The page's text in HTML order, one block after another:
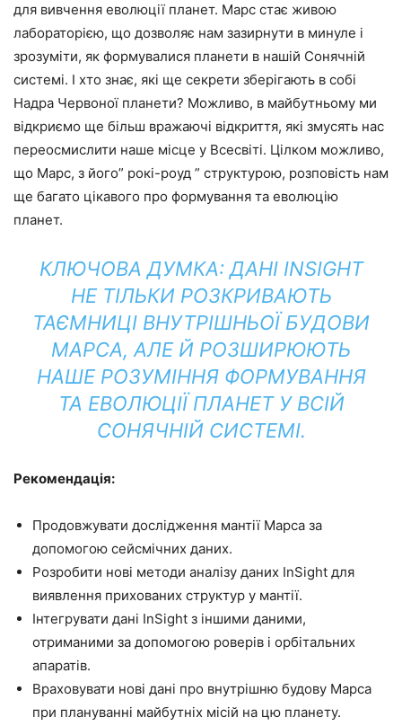
для вивчення еволюції планет. Марс стає живою
лабораторією, що дозволяє нам зазирнути в минуле і
зрозуміти, як формувалися планети в нашій Сонячній
системі. І хто знає, які ще секрети зберігають в собі
Надра Червоної планети? Можливо, в майбутньому ми
відкриємо ще більш вражаючі відкриття, які змусять нас
переосмислити наше місце у Всесвіті. Цілком можливо,
що Марс, з його” рокі-роуд ” структурою, розповість нам
ще багато цікавого про формування та еволюцію
планет.
КЛЮЧОВА ДУМКА: ДАНІ INSIGHT
НЕ ТІЛЬКИ РОЗКРИВАЮТЬ
ТАЄМНИЦІ ВНУТРІШНЬОЇ БУДОВИ
МАРСА, АЛЕ Й РОЗШИРЮЮТЬ
НАШЕ РОЗУМІННЯ ФОРМУВАННЯ
ТА ЕВОЛЮЦІЇ ПЛАНЕТ У ВСІЙ
СОНЯЧНІЙ СИСТЕМІ.
Рекомендація:
Продовжувати дослідження мантії Марса за
допомогою сейсмічних даних.
Розробити нові методи аналізу даних InSight для
виявлення прихованих структур у мантії.
Інтегрувати дані InSight з іншими даними,
отриманими за допомогою роверів і орбітальних
апаратів.
Враховувати нові дані про внутрішню будову Марса
при плануванні майбутніх місій на цю планету.